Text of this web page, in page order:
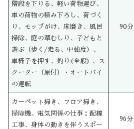
階段を下りる、軽い荷物運び、
車の荷物の積み下ろし、荷づく
り、モップがけ、床磨き、風呂
掃除、庭の草むしり、子どもと
遊ぶ（歩く/走る、中強度）、
車椅子を押す、釣り(全般) 、ス
クーター（原付）・オートバイ
の運転
90分
カーペット掃き、フロア掃き、
掃除機、電気関係の仕事：配線
工事、身体の動きを伴うスポー
96分